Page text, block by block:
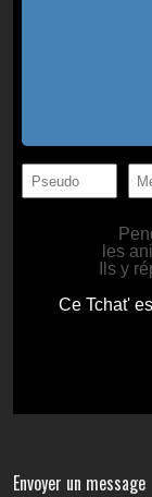
Envoyer un message